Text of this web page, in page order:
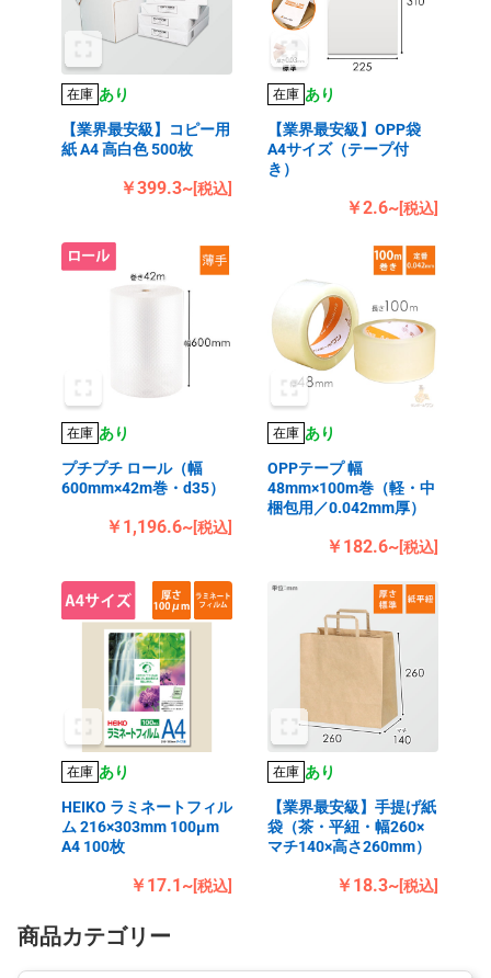
在庫 あり
【業界最安級】コピー用
紙 A4 高白色 500枚
￥399.3~[税込]
在庫 あり
【業界最安級】OPP袋
A4サイズ（テープ付
き）
￥2.6~[税込]
在庫 あり
プチプチ ロール（幅
600mm×42m巻・d35）
￥1,196.6~[税込]
在庫 あり
OPPテープ 幅
48mm×100m巻（軽・中
梱包用／0.042mm厚）
￥182.6~[税込]
在庫 あり
HEIKO ラミネートフィル
ム 216×303mm 100μm
A4 100枚
￥17.1~[税込]
在庫 あり
【業界最安級】手提げ紙
袋（茶・平紐・幅260×
マチ140×高さ260mm）
￥18.3~[税込]
商品カテゴリー